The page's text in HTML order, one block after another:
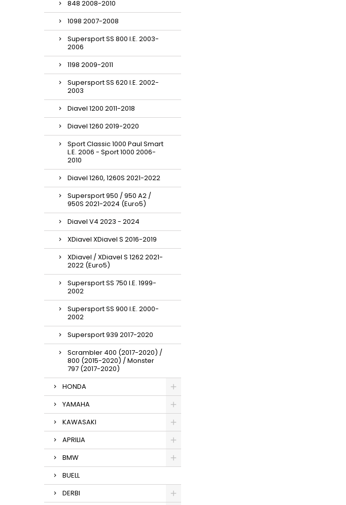
848 2008-2010
1098 2007-2008
Supersport SS 800 I.E. 2003-
2006
1198 2009-2011
Supersport SS 620 I.E. 2002-
2003
Diavel 1200 2011-2018
Diavel 1260 2019-2020
Sport Classic 1000 Paul Smart
L.E. 2006 - Sport 1000 2006-
2010
Diavel 1260, 1260S 2021-2022
Supersport 950 / 950 A2 /
950S 2021-2024 (Euro5)
Diavel V4 2023 - 2024
XDiavel XDiavel S 2016-2019
XDiavel / XDiavel S 1262 2021-
2022 (Euro5)
Supersport SS 750 I.E. 1999-
2002
Supersport SS 900 I.E. 2000-
2002
Supersport 939 2017-2020
Scrambler 400 (2017-2020) /
800 (2015-2020) / Monster
797 (2017-2020)
HONDA
YAMAHA
KAWASAKI
APRILIA
BMW
BUELL
DERBI